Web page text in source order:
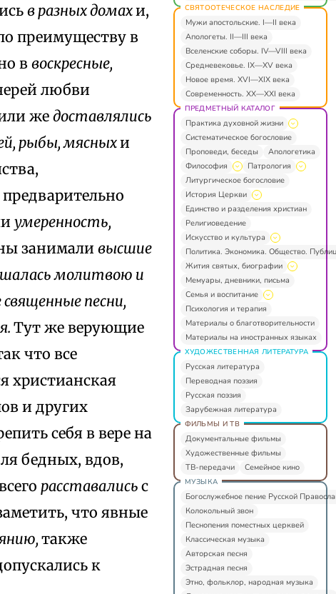
в разных домахи,
преимуществу в
ввоскресные,
любви
же доставлялись
рыбы, мясныхи
умеренность,
занимали высшие
молитвою и
песни,
Тут же верующие
что все
христианская
и других
себя в вере на
бедных, вдов,
расставались с
что явные
также
к
СВЯТООТЕЧЕСКОЕ НАСЛЕДИЕ
Мужи апостольские. I—II века
Апологеты. II—III века
Вселенские соборы. IV—VIII века
Средневековье. IX—XV века
Новое время. XVI—XIX века
Современность. XX—XXI века
ПРЕДМЕТНЫЙ КАТАЛОГ
Практика духовной жизни
Систематическое богословие
Проповеди, беседы
Апологетика
Философия
Патрология
Литургическое богословие
История Церкви
Единство и разделения христиан
Религиоведение
Искусство и культура
Политика. Экономика. Общество.
Жития святых, биографии
Мемуары, дневники, письма
Семья и воспитание
Психология и терапия
Материалы о благотворительности
Материалы на иностранных языках
ХУДОЖЕСТВЕННАЯ ЛИТЕРАТУРА
Русская литература
Переводная поэзия
Русская поэзия
Зарубежная литература
ФИЛЬМЫ И ТВ
Документальные фильмы
Художественные фильмы
ТВ-передачи
Семейное кино
МУЗЫКА
Богослужебное пение Русской
Колокольный звон
Песнопения поместных церквей
Классическая музыка
Авторская песня
Эстрадная песня
Этно, фольклор, народная музыка